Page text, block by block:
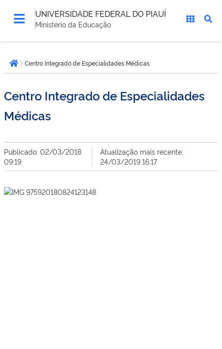
UNIVERSIDADE FEDERAL DO PIAUÍ
Ministério da Educação
está
aqui:Página inicial
Centro Integrado de Especialidades Médicas
Centro Integrado de Especialidades
Médicas
Publicado: 02/03/2018
09:19
Atualização mais recente:
24/03/2019 16:17